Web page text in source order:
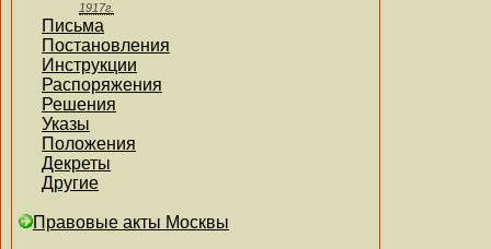
1917г.
Письма
Постановления
Инструкции
Распоряжения
Решения
Указы
Положения
Декреты
Другие
Правовые акты Москвы